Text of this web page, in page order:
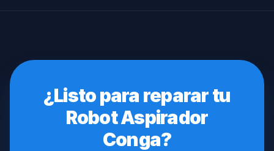
¿Listo para reparar tu
Robot Aspirador
Conga?